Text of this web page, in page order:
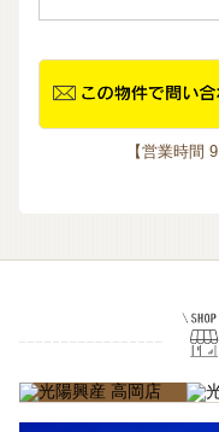
【営業時間